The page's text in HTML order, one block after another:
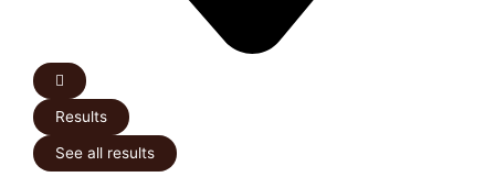
Results
See all results